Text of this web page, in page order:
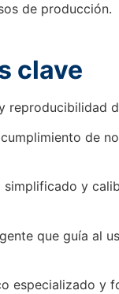
de producción.
clave
reproducibilidad
de
simplificado y
que guía al
especializado y